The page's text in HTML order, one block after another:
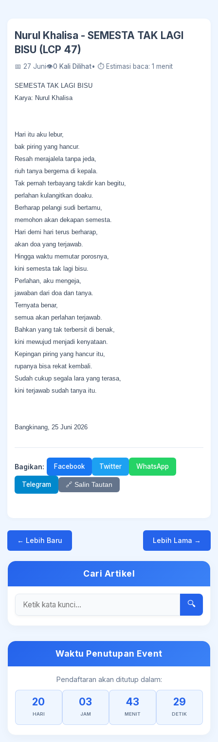
Nurul Khalisa - SEMESTA TAK LAGI
BISU (LCP 47)
📅 27 Juni👁0 Kali Dilihat• ⏱ Estimasi baca: 1 menit
SEMESTA TAK LAGI BISU
Karya: Nurul Khalisa
Hari itu aku lebur,
bak piring yang hancur.
Resah merajalela tanpa jeda,
riuh tanya bergema di kepala.
Tak pernah terbayang takdir kan begitu,
perlahan kulangitkan doaku.
​Berharap pelangi sudi bertamu,
memohon akan dekapan semesta.
Hari demi hari terus berharap,
akan doa yang terjawab.
​Hingga waktu memutar porosnya,
kini semesta tak lagi bisu.
Perlahan, aku mengeja,
jawaban dari doa dan tanya.
​Ternyata benar,
semua akan perlahan terjawab.
Bahkan yang tak terbersit di benak,
kini mewujud menjadi kenyataan.
​Kepingan piring yang hancur itu,
rupanya bisa rekat kembali.
Sudah cukup segala lara yang terasa,
kini terjawab sudah tanya itu.
Bangkinang, 25 Juni 2026
Bagikan: Facebook Twitter WhatsApp
Telegram 🔗 Salin Tautan
← Lebih Baru Lebih Lama →
Cari Artikel
🔍
Waktu Penutupan Event
Pendaftaran akan ditutup dalam:
20
HARI
03
JAM
43
MENIT
29
DETIK